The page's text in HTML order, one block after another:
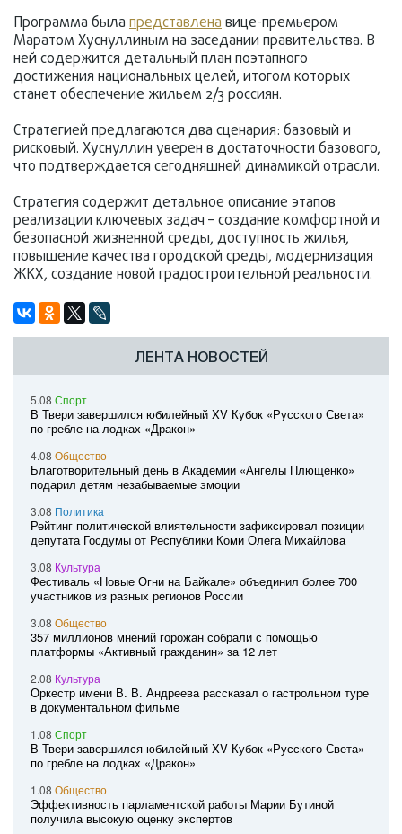
Программа была представленавице-премьером
Маратом Хуснуллиным на заседании правительства. В
ней содержится детальный план поэтапного
достижения национальных целей, итогом которых
станет обеспечение жильем 2/3 россиян.
Стратегией предлагаются два сценария: базовый и
рисковый. Хуснуллин уверен в достаточности базового,
что подтверждается сегодняшней динамикой отрасли.
Стратегия содержит детальное описание этапов
реализации ключевых задач – создание комфортной и
безопасной жизненной среды, доступность жилья,
повышение качества городской среды, модернизация
ЖКХ, создание новой градостроительной реальности.
ЛЕНТА НОВОСТЕЙ
5.08 Спорт
В Твери завершился юбилейный XV Кубок «Русского Света»
по гребле на лодках «Дракон»
4.08 Общество
Благотворительный день в Академии «Ангелы Плющенко»
подарил детям незабываемые эмоции
3.08 Политика
Рейтинг политической влиятельности зафиксировал позиции
депутата Госдумы от Республики Коми Олега Михайлова
3.08 Культура
Фестиваль «Новые Огни на Байкале» объединил более 700
участников из разных регионов России
3.08 Общество
357 миллионов мнений горожан собрали с помощью
платформы «Активный гражданин» за 12 лет
2.08 Культура
Оркестр имени В. В. Андреева рассказал о гастрольном туре
в документальном фильме
1.08 Спорт
В Твери завершился юбилейный XV Кубок «Русского Света»
по гребле на лодках «Дракон»
1.08 Общество
Эффективность парламентской работы Марии Бутиной
получила высокую оценку экспертов